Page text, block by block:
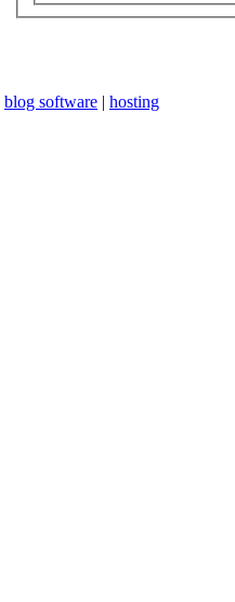
blog software | hosting